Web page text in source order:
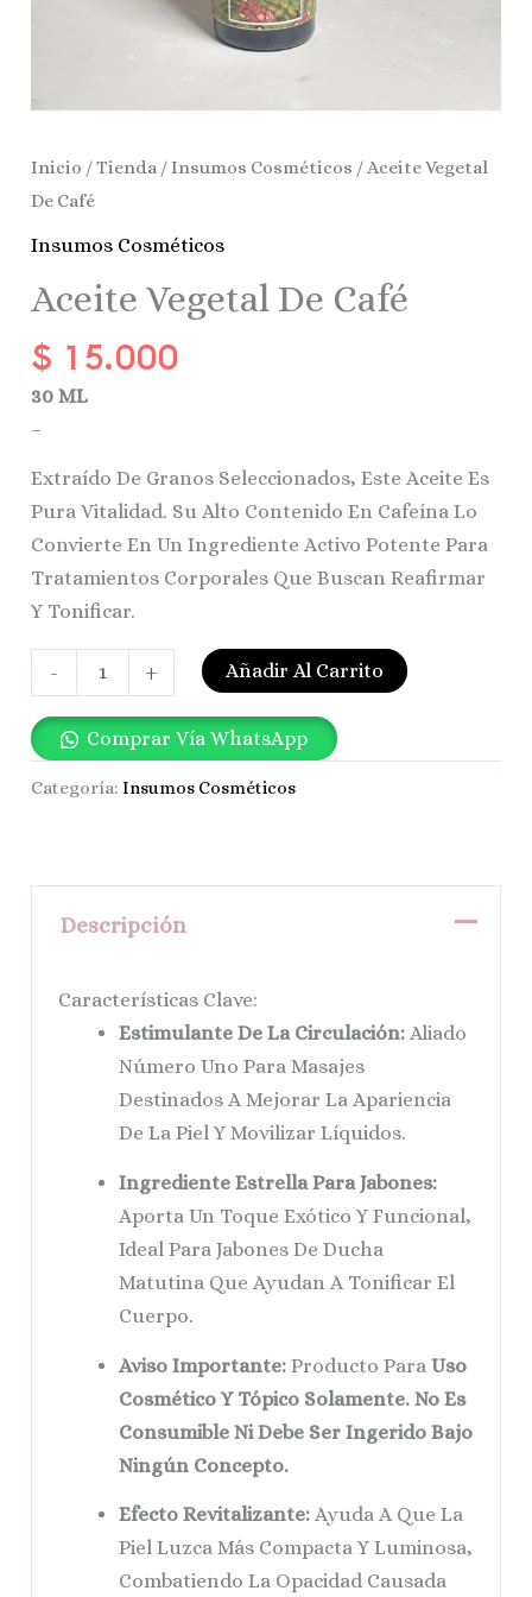
Inicio /Tienda /Insumos Cosméticos / Aceite Vegetal
De Café
Insumos Cosméticos
Aceite Vegetal De Café
$ 15.000
30 ML
–
Extraído De Granos Seleccionados, Este Aceite Es
Pura Vitalidad. Su Alto Contenido En Cafeína Lo
Convierte En Un Ingrediente Activo Potente Para
Tratamientos Corporales Que Buscan Reafirmar
Y Tonificar.
- + Añadir Al Carrito
Comprar Vía WhatsApp
Categoría:Insumos Cosméticos
Descripción
Características Clave:
Estimulante De La Circulación: Aliado
Número Uno Para Masajes
Destinados A Mejorar La Apariencia
De La Piel Y Movilizar Líquidos.
Ingrediente Estrella Para Jabones:
Aporta Un Toque Exótico Y Funcional,
Ideal Para Jabones De Ducha
Matutina Que Ayudan A Tonificar El
Cuerpo.
Aviso Importante: Producto ParaUso
Cosmético Y Tópico Solamente. No Es
Consumible Ni Debe Ser Ingerido Bajo
Ningún Concepto.
Efecto Revitalizante: Ayuda A Que La
Piel Luzca Más Compacta Y Luminosa,
Combatiendo La Opacidad Causada